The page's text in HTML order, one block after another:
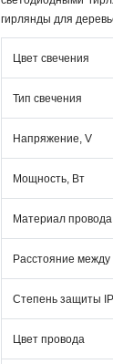
гирлянды для
Цвет свечения
Тип свечения
Напряжение, V
Мощность, Вт
Материал провода
Расстояние
Степень защиты IP
Цвет провода